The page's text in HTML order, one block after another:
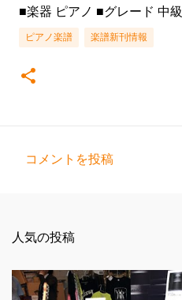
■楽器 ピアノ ■グレード 中級
ピアノ楽譜 楽譜新刊情報
ト
コメントを投稿
人気の投稿